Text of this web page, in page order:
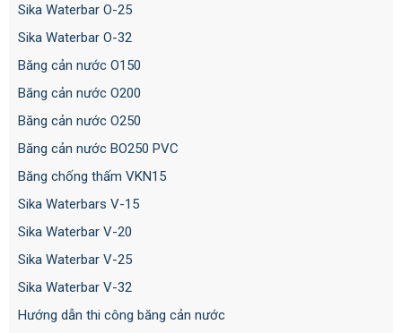
Sika Waterbar O-25
Sika Waterbar O-32
Băng cản nước O150
Băng cản nước O200
Băng cản nước O250
Băng cản nước BO250 PVC
Băng chống thấm VKN15
Sika Waterbars V-15
Sika Waterbar V-20
Sika Waterbar V-25
Sika Waterbar V-32
Hướng dẫn thi công băng cản nước